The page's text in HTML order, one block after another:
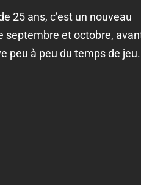
25 ans, c’est un nouveau
septembre et octobre,
peu à peu du temps de jeu.